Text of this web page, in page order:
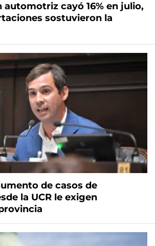
automotriz cayó 16% en julio,
sostuvieron la
de casos de
la UCR le exigen